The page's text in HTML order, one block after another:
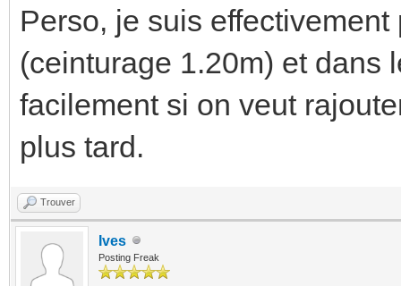
Perso, je suis
(ceinturage 1.20m) et dans
facilement si on veut
plus tard.
Trouver
Ives
Posting Freak